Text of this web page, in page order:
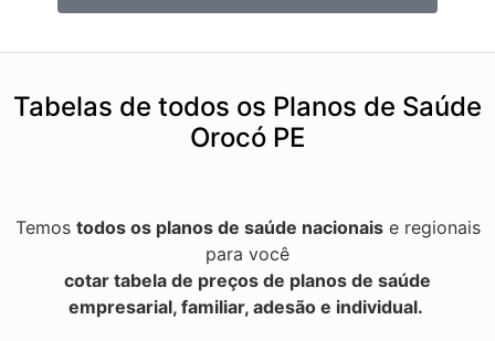
Tabelas de todos os Planos de Saúde
Orocó PE
Temos todos os planos de saúde nacionaise regionais
para você
cotar tabela de preços de planos de saúde
empresarial, familiar, adesão e individual.